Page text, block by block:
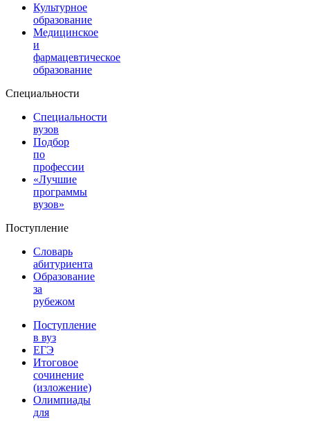
Культурное
образование
Медицинское
и
фармацевтическое
образование
Специальности
Специальности
вузов
Подбор
по
профессии
«Лучшие
программы
вузов»
Поступление
Словарь
абитуриента
Образование
за
рубежом
Поступление
в вуз
ЕГЭ
Итоговое
сочинение
(изложение)
Олимпиады
для